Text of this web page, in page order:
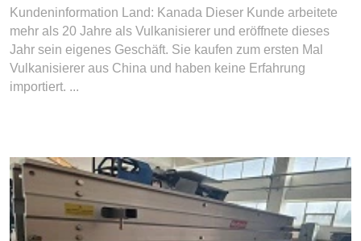
Kundeninformation Land: Kanada Dieser Kunde arbeitete
mehr als 20 Jahre als Vulkanisierer und eröffnete dieses
Jahr sein eigenes Geschäft. Sie kaufen zum ersten Mal
Vulkanisierer aus China und haben keine Erfahrung
importiert. ...